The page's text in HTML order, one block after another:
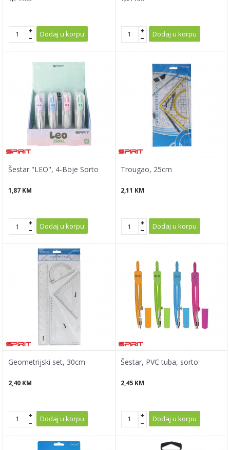
Dodaj u korpu Dodaj u korpu
Šestar "LEO", 4-Boje Sorto
1,87 KM
Dodaj u korpu
Trougao, 25cm
2,11 KM
Dodaj u korpu
Geometrijski set, 30cm
2,40 KM
Dodaj u korpu
Šestar, PVC tuba, sorto
2,45 KM
Dodaj u korpu